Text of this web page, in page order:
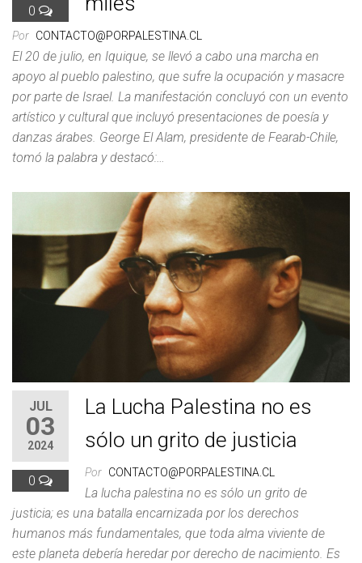
0
Por CONTACTO@PORPALESTINA.CL
El 20 de julio, en Iquique, se llevó a cabo una marcha en
apoyo al pueblo palestino, que sufre la ocupación y masacre
por parte de Israel. La manifestación concluyó con un evento
artístico y cultural que incluyó presentaciones de poesía y
danzas árabes. George El Alam, presidente de Fearab-Chile,
tomó la palabra y destacó:…
JUL
03
2024
0
La Lucha Palestina no es
sólo un grito de justicia
Por CONTACTO@PORPALESTINA.CL
La lucha palestina no es sólo un grito de
justicia; es una batalla encarnizada por los derechos
humanos más fundamentales, que toda alma viviente de
este planeta debería heredar por derecho de nacimiento. Es